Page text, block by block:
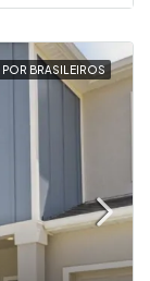
BRASILEIROS